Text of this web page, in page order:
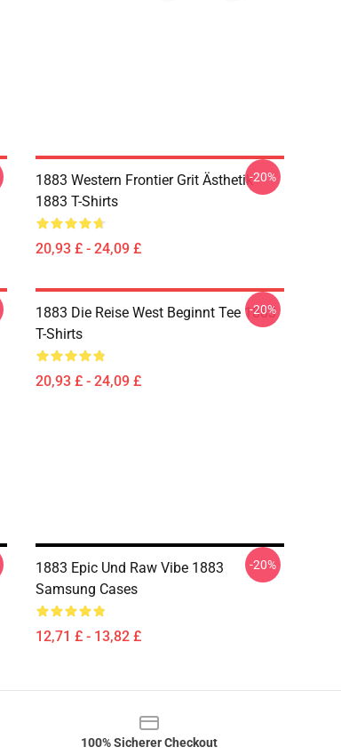
1883 Western Frontier Grit Ästhetik
1883 T-Shirts
20,93 £ - 24,09 £
-20%
1883 Die Reise West Beginnt Tee 1883
T-Shirts
20,93 £ - 24,09 £
-20%
1883 Epic Und Raw Vibe 1883
Samsung Cases
12,71 £ - 13,82 £
-20%
100% Sicherer Checkout